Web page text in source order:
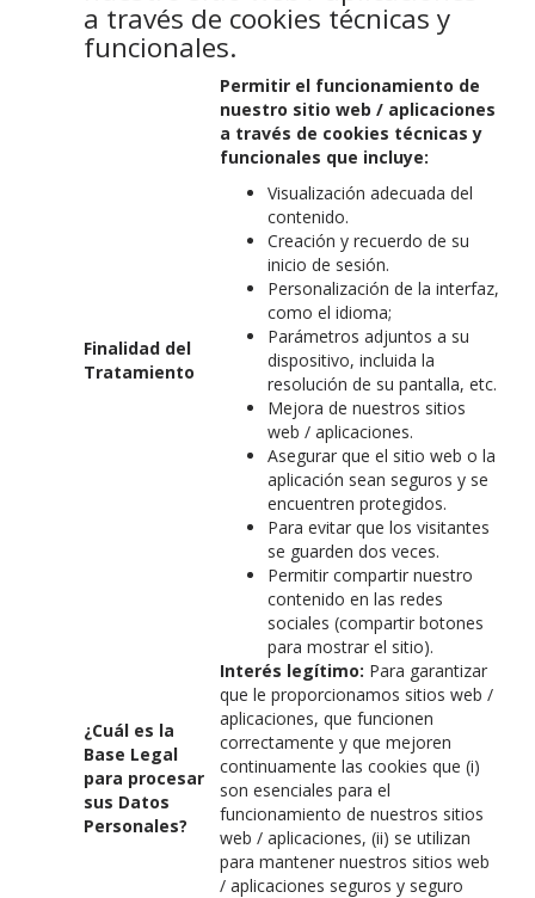
a través de cookies técnicas y
funcionales.
Finalidad del
Tratamiento
Permitir el funcionamiento de
nuestro sitio web / aplicaciones
a través de cookies técnicas y
funcionales que incluye:
Visualización adecuada del
contenido.
Creación y recuerdo de su
inicio de sesión.
Personalización de la interfaz,
como el idioma;
Parámetros adjuntos a su
dispositivo, incluida la
resolución de su pantalla, etc.
Mejora de nuestros sitios
web / aplicaciones.
Asegurar que el sitio web o la
aplicación sean seguros y se
encuentren protegidos.
Para evitar que los visitantes
se guarden dos veces.
Permitir compartir nuestro
contenido en las redes
sociales (compartir botones
para mostrar el sitio).
¿Cuál es la
Base Legal
para procesar
sus Datos
Personales?
Interés legítimo: Para garantizar
que le proporcionamos sitios web /
aplicaciones, que funcionen
correctamente y que mejoren
continuamente las cookies que (i)
son esenciales para el
funcionamiento de nuestros sitios
web / aplicaciones, (ii) se utilizan
para mantener nuestros sitios web
/ aplicaciones seguros y seguro